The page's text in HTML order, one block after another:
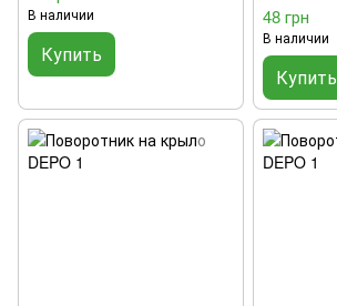
В наличии
Купить
48 грн
В наличии
Купить